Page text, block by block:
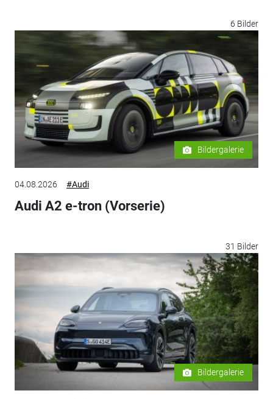
6 Bilder
Bildergalerie
04.08.2026 #Audi
Audi A2 e-tron (Vorserie)
31 Bilder
Bildergalerie